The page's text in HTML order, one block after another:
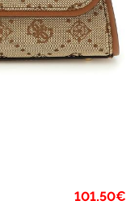
101.50€